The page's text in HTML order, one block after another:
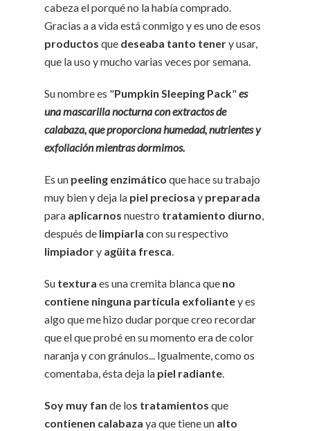
cabeza el porqué no la había comprado.
Gracias a a vida está conmigo y es uno de esos
productos que deseaba tanto tenery usar,
que la uso y mucho varias veces por semana.
Su nombre es "Pumpkin Sleeping Pack"es
una mascarilla nocturna con extractos de
calabaza, que proporciona humedad, nutrientes y
exfoliación mientras dormimos.
Es un peeling enzimático que hace su trabajo
muy bien y deja la piel preciosa y preparada
para aplicarnos nuestro tratamiento diurno,
después de limpiarla con su respectivo
limpiadory agüita fresca.
Su textura es una cremita blanca que no
contiene ninguna partícula exfoliantey es
algo que me hizo dudar porque creo recordar
que el que probé en su momento era de color
naranja y con gránulos... Igualmente, como os
comentaba, ésta deja la piel radiante.
Soy muy fan de los tratamientos que
contienen calabaza ya que tiene un alto